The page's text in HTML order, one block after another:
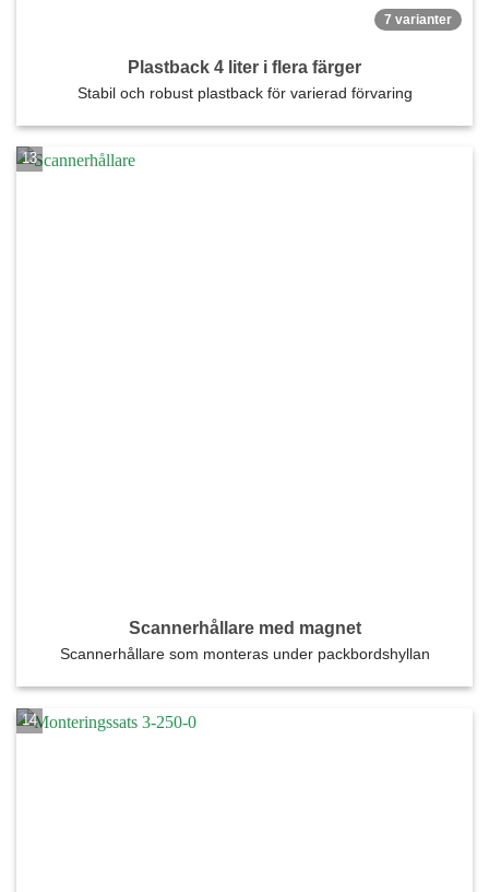
7 varianter
Plastback 4 liter i flera färger
Stabil och robust plastback för varierad förvaring
Scannerhållare med magnet
Scannerhållare som monteras under packbordshyllan